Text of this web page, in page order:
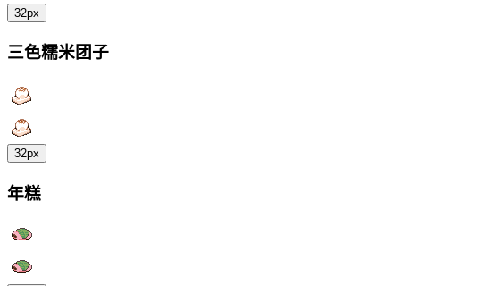
32px
三色糯米团子
32px
年糕